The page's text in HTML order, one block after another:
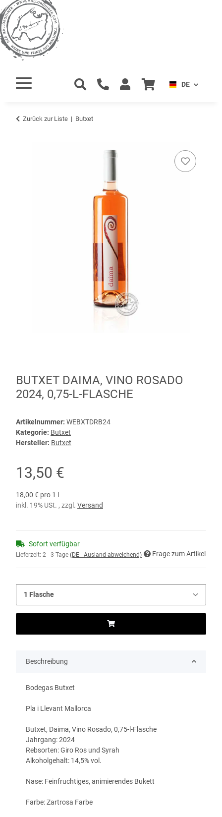
DE
Zurück zur Liste Butxet
BUTXET DAIMA, VINO ROSADO
2024, 0,75-L-FLASCHE
Artikelnummer: WEBXTDRB24
Kategorie: Butxet
Hersteller: Butxet
13,50 €
18,00 € pro 1 l
inkl. 19% USt. , zzgl. Versand
Sofort verfügbar
Lieferzeit: 2 - 3 Tage (DE - Ausland abweichend) Frage zum Artikel
Beschreibung
Bodegas Butxet
Pla i Llevant Mallorca
Butxet, Daima, Vino Rosado, 0,75-l-Flasche
Jahrgang: 2024
Rebsorten: Giro Ros und Syrah
Alkoholgehalt: 14,5% vol.
Nase: Feinfruchtiges, animierendes Bukett
Farbe: Zartrosa Farbe